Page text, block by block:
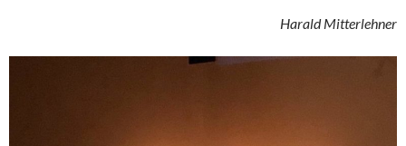
Harald Mitterlehner